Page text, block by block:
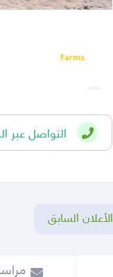
التواصل عبر
الأعلان السابق